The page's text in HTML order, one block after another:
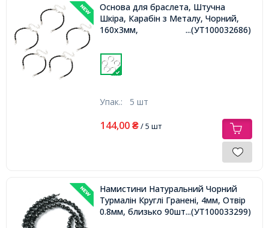
Основа для браслета, Штучна
Шкіра, Карабін з Металу, Чорний,
160х3мм,
...(УТ100032686)
Упак.: 5 шт
144,00 ₴/ 5 шт
Намистини Натуральний Чорний
Турмалін Круглі Гранені, 4мм, Отвір
0.8мм, близько 90шт/37см/нитка,
...(УТ100033299)